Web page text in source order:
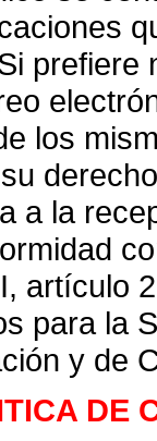
prefiere
los
a la
artículo
para la
y de
DE